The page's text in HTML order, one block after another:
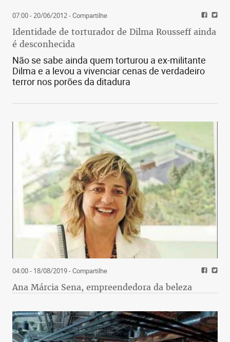
07:00 - 20/06/2012- Compartilhe
Identidade de torturador de Dilma Rousseff ainda
é desconhecida
Não se sabe ainda quem torturou a ex-militante
Dilma e a levou a vivenciar cenas de verdadeiro
terror nos porões da ditadura
04:00 - 18/08/2019- Compartilhe
Ana Márcia Sena, empreendedora da beleza